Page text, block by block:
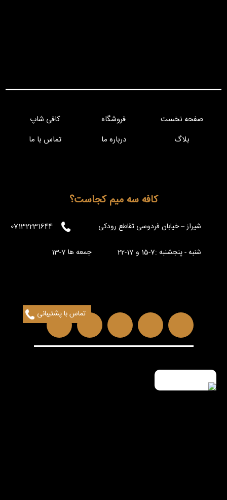
تماس با پشتیبانی
صفحه نخست فروشگاه
کافی شاپ
بلاگ
درباره ما تماس با ما
کافه سه میم کجاست؟
شیراز – خیابان فردوسی تقاطع رودکی 07132231644
شنبه - پنجشنبه :7-15 و 17-22 جمعه ها 7-13